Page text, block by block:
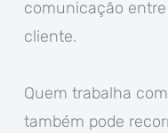
comunicação
cliente.
Quem trabalha
também pode